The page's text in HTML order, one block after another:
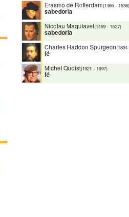
Erasmo de Rotterdam(1466 - 1536)
sabedoria
Nicolau Maquiavel(1469 - 1527)
sabedoria
Charles Haddon Spurgeon(1834
fé
Michel Quoist(1921 - 1997)
fé